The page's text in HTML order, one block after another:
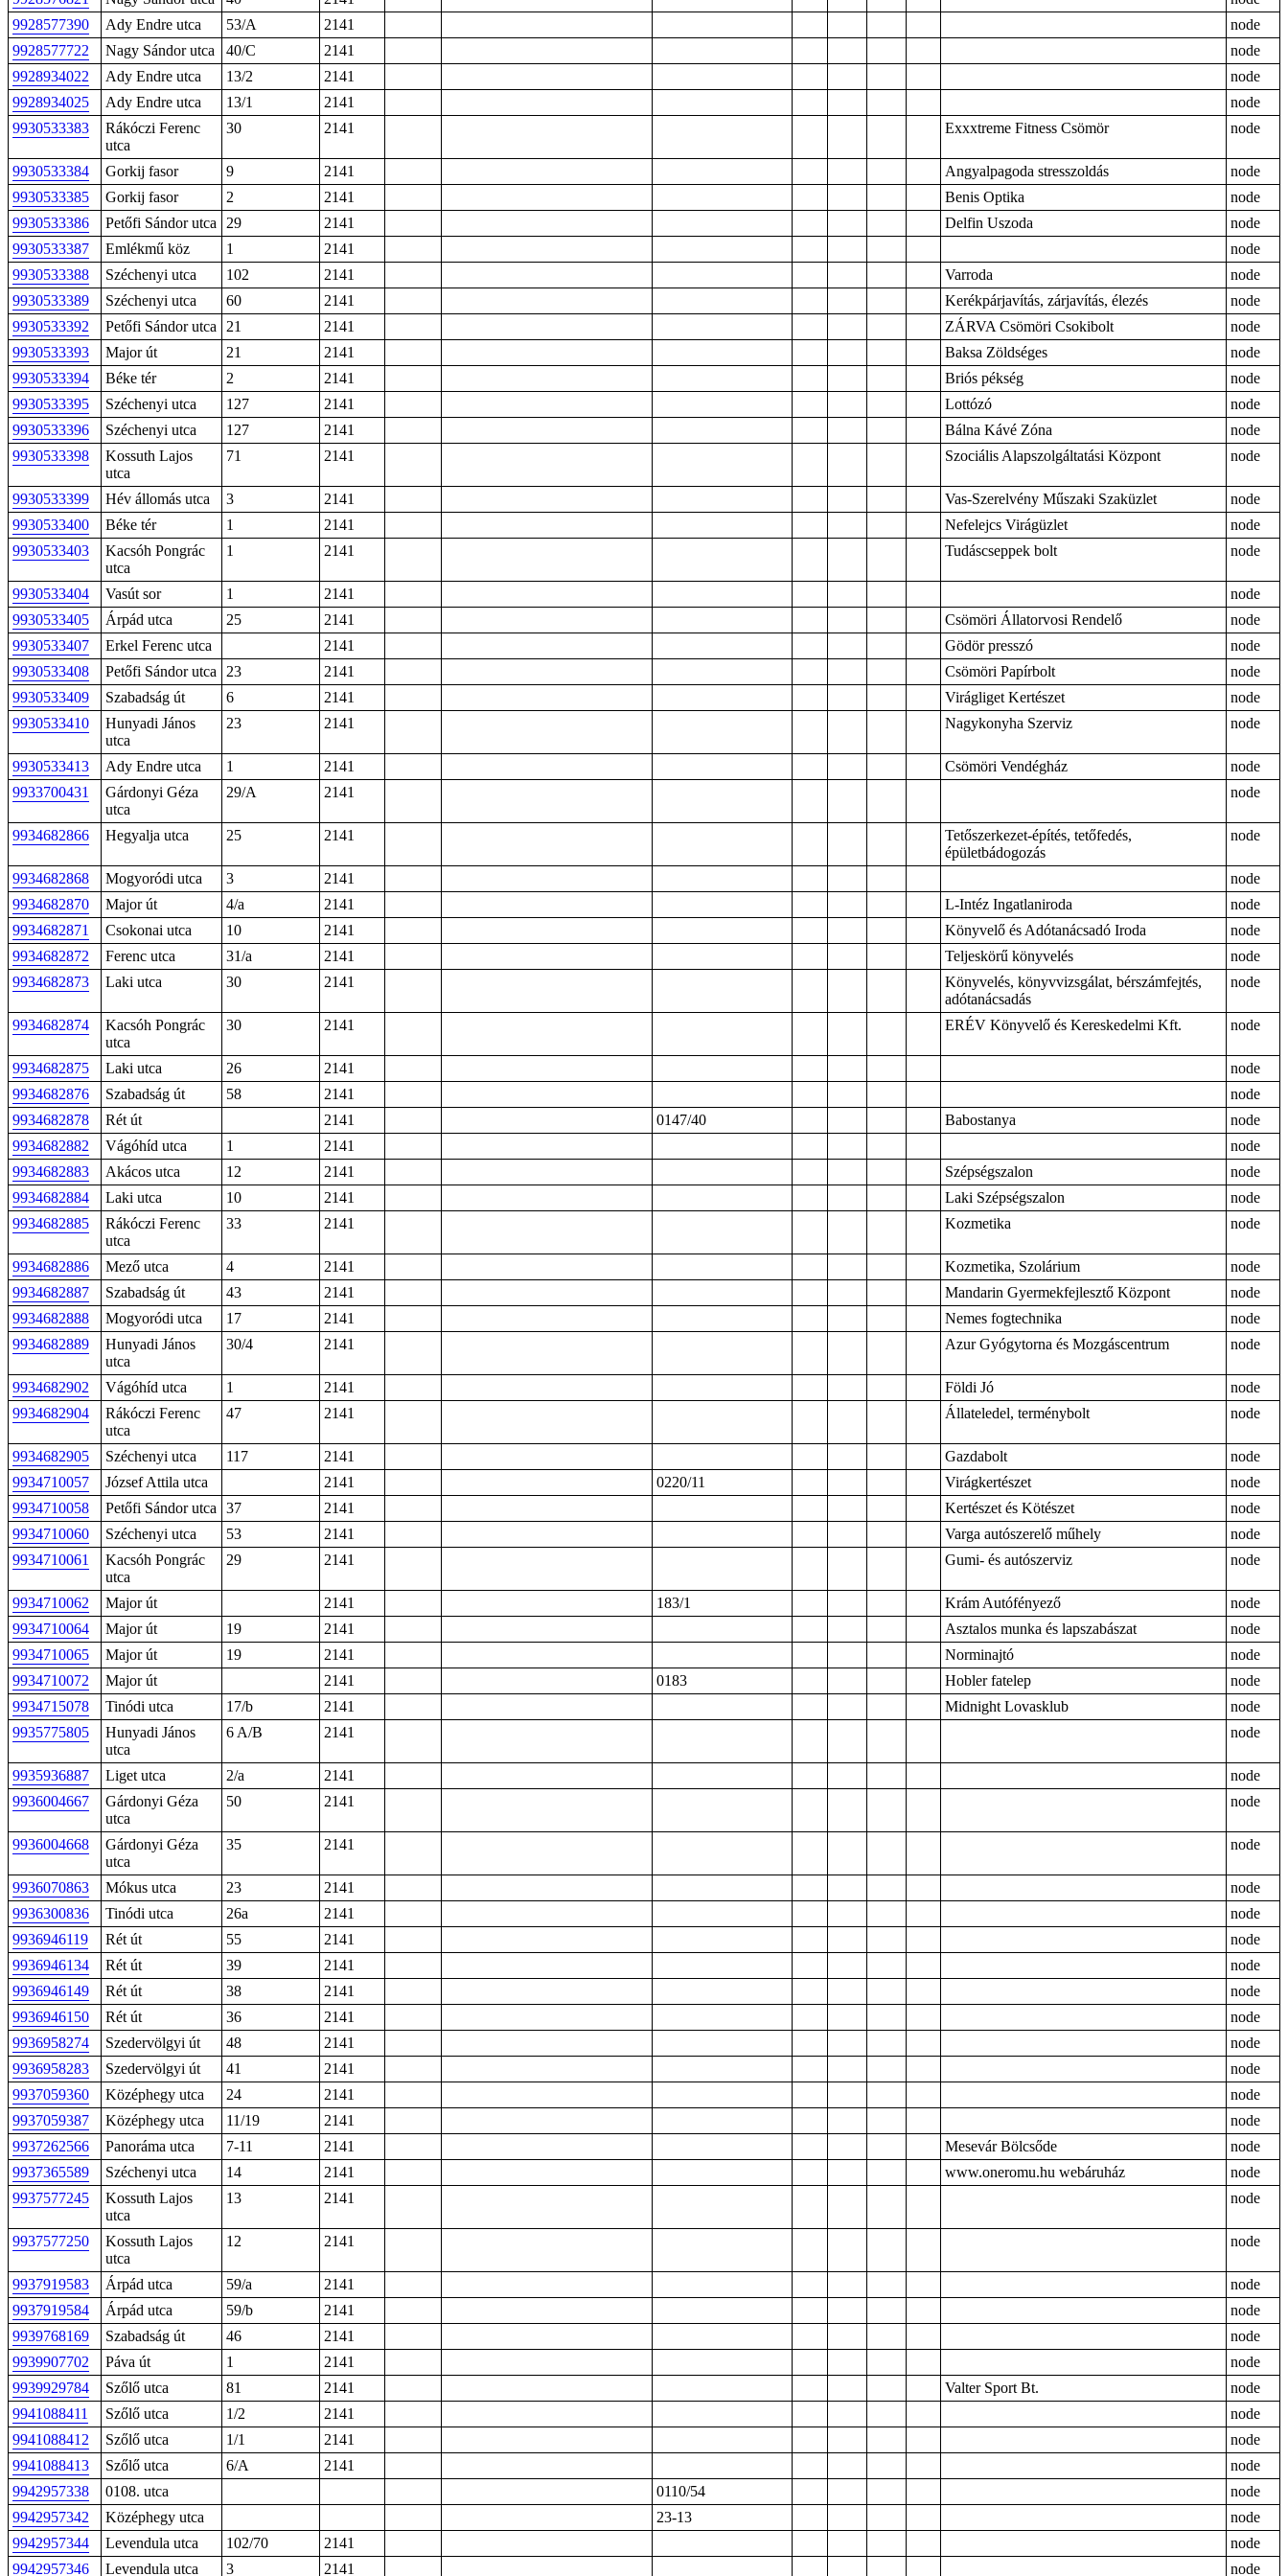
9928577390
Ady Endre utca 53/A 2141
node
9928577722
Nagy Sándor utca 40/C 2141
node
9928934022
Ady Endre utca 13/2 2141
node
9928934025
Ady Endre utca 13/1 2141
node
9930533383
Rákóczi Ferenc
utca
30 2141 Exxxtreme Fitness Csömör node
9930533384 Gorkij fasor 9 2141 Angyalpagoda stresszoldás
node
9930533385
Gorkij fasor 2 2141 Benis Optika
node
9930533386
Petőfi Sándor utca 29 2141 Delfin Uszoda
node
9930533387
Emlékmű köz 1 2141
node
9930533388
Széchenyi utca 102 2141 Varroda
node
9930533389
Széchenyi utca 60 2141 Kerékpárjavítás, zárjavítás, élezés
node
9930533392
Petőfi Sándor utca 21 2141 ZÁRVA Csömöri Csokibolt
node
9930533393
Major út 21 2141 Baksa Zöldséges
node
9930533394
Béke tér 2 2141 Briós pékség
node
9930533395
Széchenyi utca 127 2141 Lottózó
node
9930533396
Széchenyi utca 127 2141 Bálna Kávé Zóna
node
9930533398
Kossuth Lajos
utca
71 2141 Szociális Alapszolgáltatási Központ node
9930533399 Hév állomás utca 3 2141 Vas-Szerelvény Műszaki Szaküzlet
node
9930533400
Béke tér 1 2141 Nefelejcs Virágüzlet
node
9930533403
Kacsóh Pongrác
utca
1 2141 Tudáscseppek bolt node
9930533404 Vasút sor 1 2141
node
9930533405
Árpád utca 25 2141 Csömöri Állatorvosi Rendelő
node
9930533407
Erkel Ferenc utca 2141 Gödör presszó
node
9930533408
Petőfi Sándor utca 23 2141 Csömöri Papírbolt
node
9930533409
Szabadság út 6 2141 Virágliget Kertészet
node
9930533410
Hunyadi János
utca
23 2141 Nagykonyha Szerviz node
9930533413 Ady Endre utca 1 2141 Csömöri Vendégház
node
9933700431
Gárdonyi Géza
utca
29/A 2141 node
9934682866 Hegyalja utca 25 2141
Tetőszerkezet-építés, tetőfedés,
épületbádogozás
node
9934682868 Mogyoródi utca 3 2141
node
9934682870
Major út 4/a 2141 L-Intéz Ingatlaniroda
node
9934682871
Csokonai utca 10 2141 Könyvelő és Adótanácsadó Iroda
node
9934682872
Ferenc utca 31/a 2141 Teljeskörű könyvelés
node
9934682873
Laki utca 30 2141
Könyvelés, könyvvizsgálat, bérszámfejtés,
adótanácsadás
node
9934682874
Kacsóh Pongrác
utca
30 2141 ERÉV Könyvelő és Kereskedelmi Kft. node
9934682875 Laki utca 26 2141
node
9934682876
Szabadság út 58 2141
node
9934682878
Rét út 2141 0147/40 Babostanya
node
9934682882
Vágóhíd utca 1 2141
node
9934682883
Akácos utca 12 2141 Szépségszalon
node
9934682884
Laki utca 10 2141 Laki Szépségszalon
node
9934682885
Rákóczi Ferenc
utca
33 2141 Kozmetika node
9934682886 Mező utca 4 2141 Kozmetika, Szolárium
node
9934682887
Szabadság út 43 2141 Mandarin Gyermekfejlesztő Központ
node
9934682888
Mogyoródi utca 17 2141 Nemes fogtechnika
node
9934682889
Hunyadi János
utca
30/4 2141 Azur Gyógytorna és Mozgáscentrum node
9934682902 Vágóhíd utca 1 2141 Földi Jó
node
9934682904
Rákóczi Ferenc
utca
47 2141 Állateledel, terménybolt node
9934682905 Széchenyi utca 117 2141 Gazdabolt
node
9934710057
József Attila utca 2141 0220/11 Virágkertészet
node
9934710058
Petőfi Sándor utca 37 2141 Kertészet és Kötészet
node
9934710060
Széchenyi utca 53 2141 Varga autószerelő műhely
node
9934710061
Kacsóh Pongrác
utca
29 2141 Gumi- és autószerviz node
9934710062 Major út 2141 183/1 Krám Autófényező
node
9934710064
Major út 19 2141 Asztalos munka és lapszabászat
node
9934710065
Major út 19 2141 Norminajtó
node
9934710072
Major út 2141 0183 Hobler fatelep
node
9934715078
Tinódi utca 17/b 2141 Midnight Lovasklub
node
9935775805
Hunyadi János
utca
6 A/B 2141 node
9935936887 Liget utca 2/a 2141
node
9936004667
Gárdonyi Géza
utca
50 2141 node
9936004668
Gárdonyi Géza
utca
35 2141 node
9936070863 Mókus utca 23 2141
node
9936300836
Tinódi utca 26a 2141
node
9936946119
Rét út 55 2141
node
9936946134
Rét út 39 2141
node
9936946149
Rét út 38 2141
node
9936946150
Rét út 36 2141
node
9936958274
Szedervölgyi út 48 2141
node
9936958283
Szedervölgyi út 41 2141
node
9937059360
Középhegy utca 24 2141
node
9937059387
Középhegy utca 11/19 2141
node
9937262566
Panoráma utca 7-11 2141 Mesevár Bölcsőde
node
9937365589
Széchenyi utca 14 2141 www.oneromu.hu webáruház
node
9937577245
Kossuth Lajos
utca
13 2141 node
9937577250
Kossuth Lajos
utca
12 2141 node
9937919583 Árpád utca 59/a 2141
node
9937919584
Árpád utca 59/b 2141
node
9939768169
Szabadság út 46 2141
node
9939907702
Páva út 1 2141
node
9939929784
Szőlő utca 81 2141 Valter Sport Bt.
node
9941088411
Szőlő utca 1/2 2141
node
9941088412
Szőlő utca 1/1 2141
node
9941088413
Szőlő utca 6/A 2141
node
9942957338
0108. utca 0110/54
node
9942957342
Középhegy utca 23-13
node
9942957344
Levendula utca 102/70 2141
node
9942957346
Levendula utca 3 2141 node